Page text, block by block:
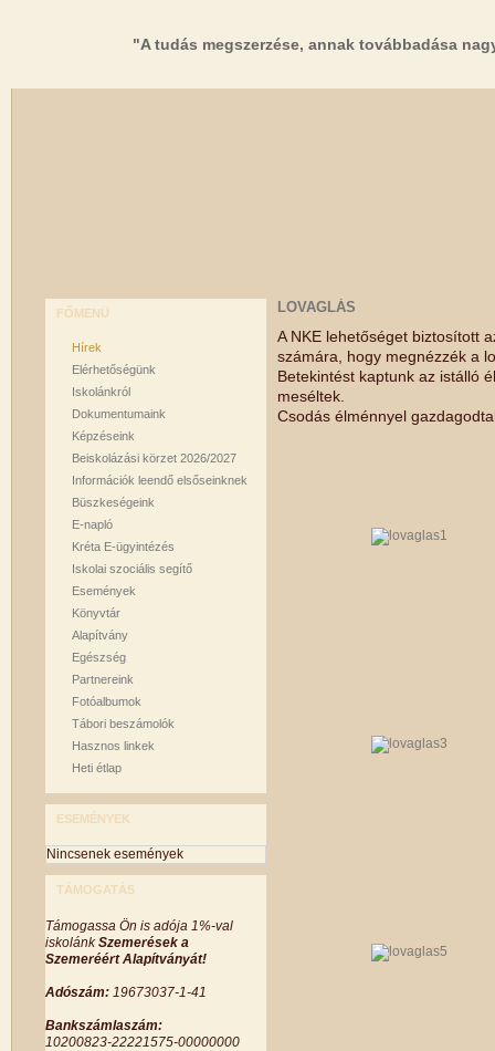
"A tudás megszerzése, annak továbbadása
FŐMENÜ
Hírek
Elérhetőségünk
Iskolánkról
Dokumentumaink
Képzéseink
Beiskolázási körzet 2026/2027
Információk leendő elsőseinknek
Büszkeségeink
E-napló
Kréta E-ügyintézés
Iskolai szociális segítő
Események
Könyvtár
Alapítvány
Egészség
Partnereink
Fotóalbumok
Tábori beszámolók
Hasznos linkek
Heti étlap
ESEMÉNYEK
Nincsenek események
TÁMOGATÁS
Támogassa Ön is adója 1%-val
iskolánkSzemerések a
Szemeréért Alapítványát!
Adószám: 19673037-1-41
Bankszámlaszám:
10200823-22221575-00000000
LOVAGLÁS
A NKE lehetőséget biztosított
számára, hogy megnézzék a
Betekintést kaptunk az istálló
meséltek.
Csodás élménnyel